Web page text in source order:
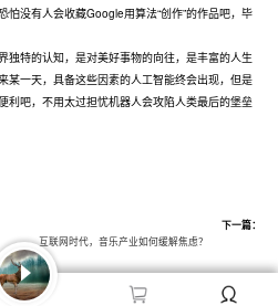
没有人会收藏Google用算法“创作”的作品吧，毕
特的认知，是对美好事物的向往，是丰富的人生
某一天，具备这些因素的人工智能终会出现，但是
利吧，不用太过担忧机器人会攻陷人类最后的堡垒
下一篇：
互联网时代，音乐产业如何缓解焦虑？